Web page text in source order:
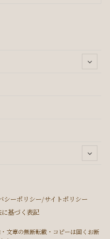
シーポリシー/サイトポリシー
基づく表記
文章の無断転載・コピーは固くお断